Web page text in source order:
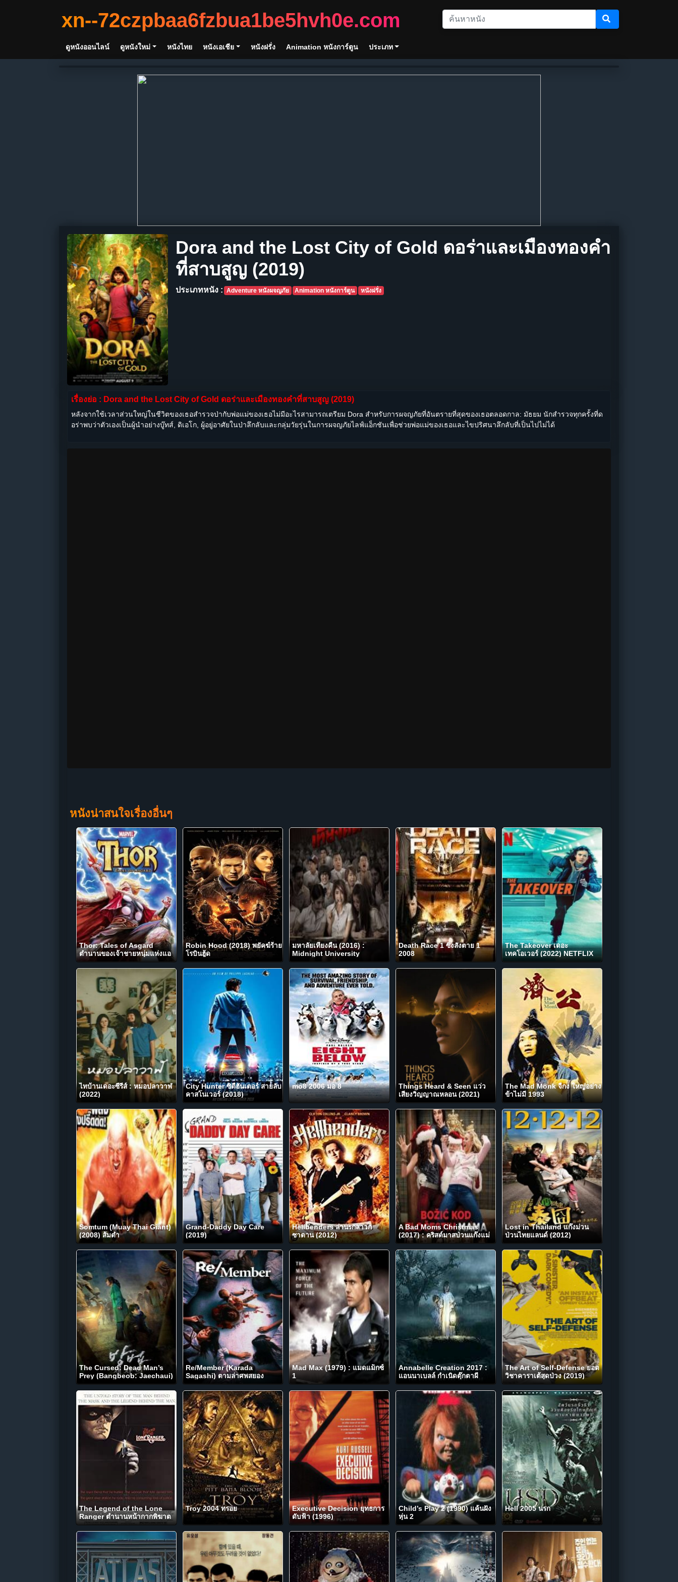
xn--72czpbaa6fzbua1be5hvh0e.com
ดูหนังออนไลน์ ดูหนังใหม่ หนังไทย หนังเอเชีย หนังฝรั่ง Animation หนังการ์ตูน ประเภท
Dora and the Lost City of Gold ดอร่า​และเมืองทองคำ
ที่สาบสูญ (2019)
ประเภทหนัง : Adventure หนังผจญภัย Animation หนังการ์ตูน หนังฝรั่ง
เรื่องย่อ : Dora and the Lost City of Gold ดอร่า​และเมืองทองคำที่สาบสูญ (2019)
หลังจากใช้เวลาส่วนใหญ่ในชีวิตของเธอสำรวจป่ากับพ่อแม่ของเธอไม่มีอะไรสามารถเตรียม Dora สำหรับการผจญภัยที่อันตรายที่สุดของเธอตลอดกาล: มัธยม นักสำรวจทุกครั้งที่ด
อร่าพบว่าตัวเองเป็นผู้นำอย่างบู๊ทส์, ดิเอโก, ผู้อยู่อาศัยในป่าลึกลับและกลุ่มวัยรุ่นในการผจญภัยไลฟ์แอ็กชันเพื่อช่วยพ่อแม่ของเธอและไขปริศนาลึกลับที่เป็นไปไม่ได้
หนังน่าสนใจเรื่องอื่นๆ
Thor: Tales of Asgard
ตำนานของเจ้าชายหนุ่มแห่งแอ
สการ์ด (2011)
Robin Hood (2018) พยัคฆ์ร้าย
โรบินฮู้ด
มหาลัยเที่ยงคืน (2016) :
Midnight University
Death Race 1 ซิ่งสั่งตาย 1
2008
The Takeover เดอะ
เทคโอเวอร์ (2022) NETFLIX
ไทบ้านเดอะซีรีส์ : หมอปลาวาฬ
(2022)
City Hunter ซิตี้ฮันเตอร์ สายลับ
คาสโนเวอร์ (2018)
mo8 2006 มอ 8
Things Heard & Seen แว่ว
เสียงวิญญาณหลอน (2021)
NETFLIX
The Mad Monk จี้กง ใหญ่อย่าง
ข้าไม่มี 1993
Somtum (Muay Thai Giant)
(2008) ส้มตำ
Grand-Daddy Day Care
(2019)
Hellbenders ล่านรกสาวก
ซาตาน (2012)
A Bad Moms Christmas
(2017) : คริสต์มาสป่วนแก๊งแม่
ชวนคึก
Lost in Thailand แก๊งม่วน
ป่วนไทยแลนด์ (2012)
The Cursed: Dead Man’s
Prey (Bangbeob: Jaechaui)
ศพคืนชีพ (2021)
Re/Member (Karada
Sagashi) ตามล่าศพสยอง
(2022) NETFLIX
Mad Max (1979) : แมดแม็กซ์
1
Annabelle Creation 2017 :
แอนนาเบลล์ กำเนิดตุ๊กตาผี
The Art of Self-Defense ยอด
วิชาคาราเต้สุดป่วง (2019)
The Legend of the Lone
Ranger ตำนานหน้ากากพิฆาต
อธรรม (1981)
Troy 2004 ทรอย
Executive Decision ยุทธการ
ดับฟ้า (1996)
Child’s Play 2 (1990) แค้นฝัง
หุ่น 2
Hell 2005 นรก